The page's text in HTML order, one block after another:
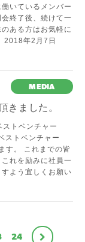
いているメンバー
終了後、続けて一
ある方はお気軽に
2018年2月7日
MEDIA
きました。
トベンチャー
ストベンチャー
す。 これまでの皆
れを励みに社員一
よう宜しくお願い
24